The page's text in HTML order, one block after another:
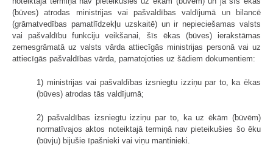
(būves) atrodas ministrijas vai pašvaldības valdījumā un bilancē
(grāmatvedības pamatlīdzekļu uzskaitē) un ir nepieciešamas valsts
vai pašvaldību funkciju veikšanai, šīs ēkas (būves) ierakstāmas
zemesgrāmatā uz valsts vārda attiecīgās ministrijas personā vai uz
attiecīgās pašvaldības vārda, pamatojoties uz šādiem dokumentiem:
1) ministrijas vai pašvaldības izsniegtu izziņu par to, ka ēkas
(būves) atrodas tās valdījumā;
2) pašvaldības izsniegtu izziņu par to, ka uz ēkām (būvēm)
normatīvajos aktos noteiktajā termiņā nav pieteikušies šo ēku
(būvju) bijušie īpašnieki vai viņu mantinieki.